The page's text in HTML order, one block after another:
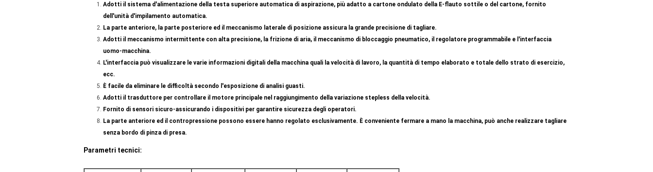
Adotti il sistema d'alimentazione della testa superiore automatica di aspirazione, più adatto a cartone ondulato della E-flauto sottile o del cartone, fornito
dell'unità d'impilamento automatica.
La parte anteriore, la parte posteriore ed il meccanismo laterale di posizione assicura la grande precisione di tagliare.
Adotti il meccanismo intermittente con alta precisione, la frizione di aria, il meccanismo di bloccaggio pneumatico, il regolatore programmabile e l'interfaccia
uomo-macchina.
L'interfaccia può visualizzare le varie informazioni digitali della macchina quali la velocità di lavoro, la quantità di tempo elaborato e totale dello strato di esercizio,
ecc.
È facile da eliminare le difficoltà secondo l'esposizione di analisi guasti.
Adotti il trasduttore per controllare il motore principale nel raggiungimento della variazione stepless della velocità.
Fornito di sensori sicuro-assicurando i dispositivi per garantire sicurezza degli operatori.
La parte anteriore ed il contropressione possono essere hanno regolato esclusivamente. È conveniente fermare a mano la macchina, può anche realizzare tagliare
senza bordo di pinza di presa.
Parametri tecnici: